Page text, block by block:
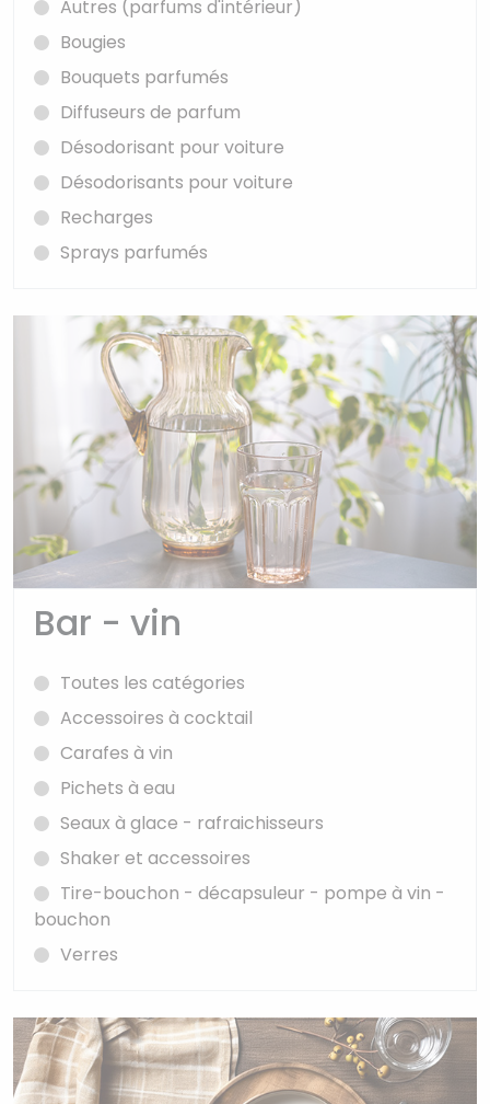
Autres (parfums d'intérieur)
Bougies
Bouquets parfumés
Diffuseurs de parfum
Désodorisant pour voiture
Désodorisants pour voiture
Recharges
Sprays parfumés
Bar - vin
Toutes les catégories
Accessoires à cocktail
Carafes à vin
Pichets à eau
Seaux à glace - rafraichisseurs
Shaker et accessoires
Tire-bouchon - décapsuleur - pompe à vin -
bouchon
Verres